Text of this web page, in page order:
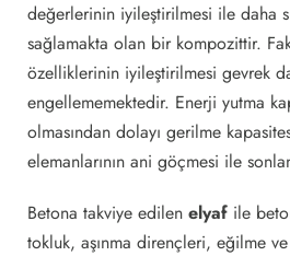
değerlerinin iyileştirilmesi ile daha
sağlamakta olan bir kompozittir.
özelliklerinin iyileştirilmesi gevrek
engellememektedir. Enerji yutma
olmasından dolayı gerilme
elemanlarının ani göçmesi ile
Betona takviye edilenelyaf ile
tokluk, aşınma dirençleri, eğilme ve